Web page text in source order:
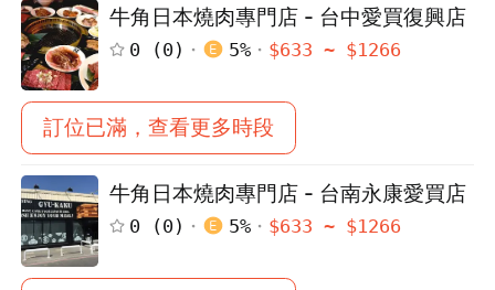
牛角日本燒肉專門店 - 台中愛買復興店
0 (0 ) 5% $633 ~ $1266
訂位已滿，查看更多時段
牛角日本燒肉專門店 - 台南永康愛買店
0 (0 ) 5% $633 ~ $1266